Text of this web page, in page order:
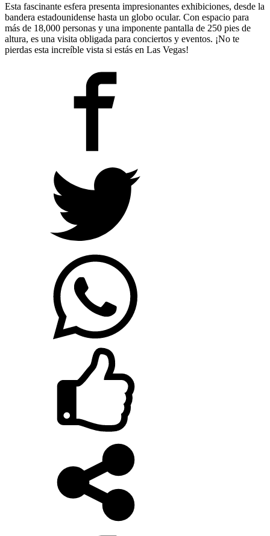
Esta fascinante esfera presenta impresionantes exhibiciones, desde la
bandera estadounidense hasta un globo ocular. Con espacio para
más de 18,000 personas y una imponente pantalla de 250 pies de
altura, es una visita obligada para conciertos y eventos. ¡No te
pierdas esta increíble vista si estás en Las Vegas!